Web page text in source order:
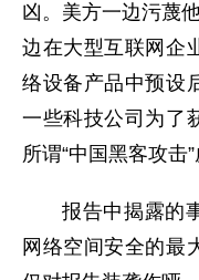
凶。美方一边污蔑
边在大型互联网企
络设备产品中预设
一些科技公司为了
所谓“中国黑客攻击”
报告中揭露的
网络空间安全的最